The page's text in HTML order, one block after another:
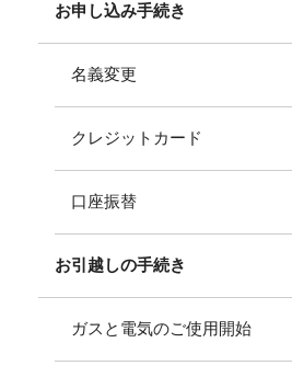
お申し込み手続き
名義変更
クレジットカード
口座振替
お引越しの手続き
ガスと電気のご使用開始